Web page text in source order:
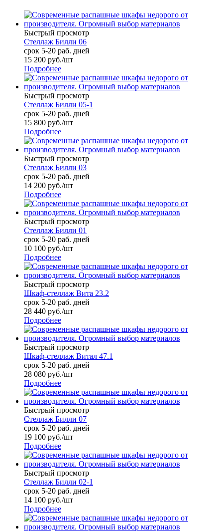
Быстрый просмотр
Стеллаж Билли 06
срок 5-20 раб. дней
15 200 руб./шт
Подробнее
Быстрый просмотр
Стеллаж Билли 05-1
срок 5-20 раб. дней
15 800 руб./шт
Подробнее
Быстрый просмотр
Стеллаж Билли 03
срок 5-20 раб. дней
14 200 руб./шт
Подробнее
Быстрый просмотр
Стеллаж Билли 01
срок 5-20 раб. дней
10 100 руб./шт
Подробнее
Быстрый просмотр
Шкаф-стеллаж Вита 23.2
срок 5-20 раб. дней
28 440 руб./шт
Подробнее
Быстрый просмотр
Шкаф-стеллаж Витал 47.1
срок 5-20 раб. дней
28 080 руб./шт
Подробнее
Быстрый просмотр
Стеллаж Билли 07
срок 5-20 раб. дней
19 100 руб./шт
Подробнее
Быстрый просмотр
Стеллаж Билли 02-1
срок 5-20 раб. дней
14 100 руб./шт
Подробнее